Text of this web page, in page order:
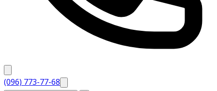
(096) 773-77-68